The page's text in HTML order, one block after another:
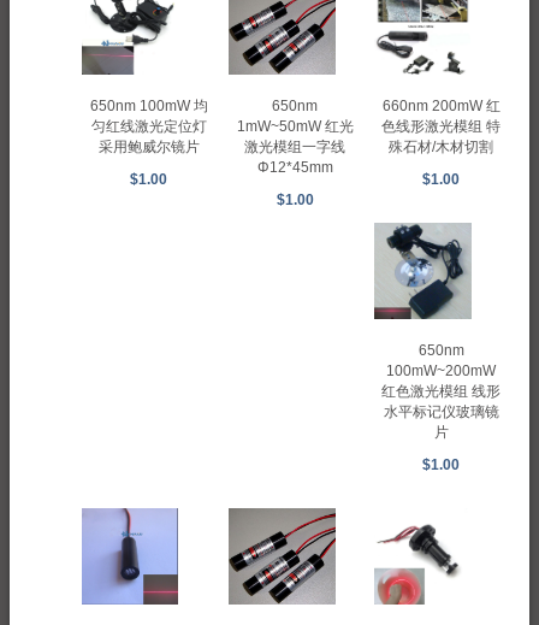
650nm 100mW 均
匀红线激光定位灯
采用鲍威尔镜片
$1.00
650nm
1mW~50mW 红光
激光模组一字线
Φ12*45mm
$1.00
660nm 200mW 红
色线形激光模组 特
殊石材/木材切割
$1.00
650nm
100mW~200mW
红色激光模组 线形
水平标记仪玻璃镜
片
$1.00